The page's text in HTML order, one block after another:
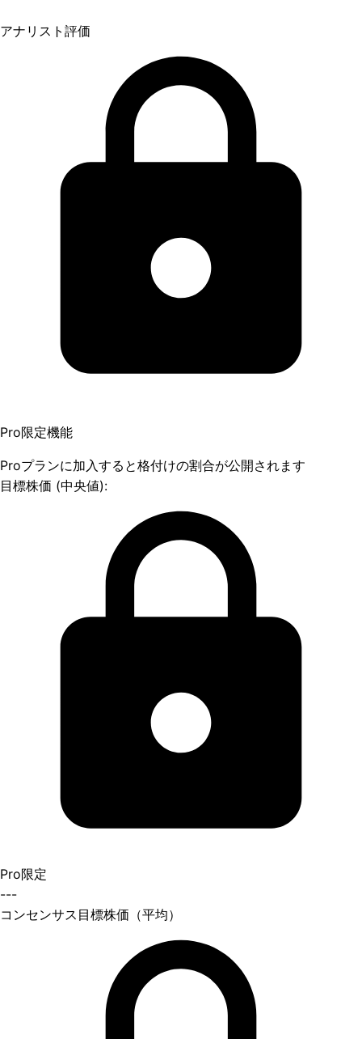
アナリスト評価
Pro限定機能
Proプランに加入すると格付けの割合が公開されます
目標株価 (中央値):
Pro限定
---
コンセンサス目標株価（平均）